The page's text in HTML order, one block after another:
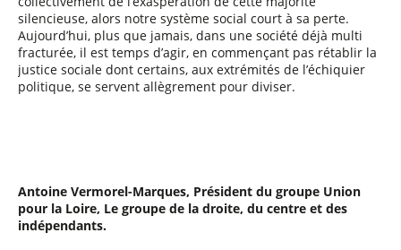
silencieuse, alors notre système social court à sa perte.
Aujourd’hui, plus que jamais, dans une société déjà multi
fracturée, il est temps d’agir, en commençant pas rétablir la
justice sociale dont certains, aux extrémités de l’échiquier
politique, se servent allègrement pour diviser.
Antoine Vermorel-Marques, Président du groupe Union
pour la Loire, Le groupe de la droite, du centre et des
indépendants.